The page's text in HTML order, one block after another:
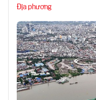
Địa phương